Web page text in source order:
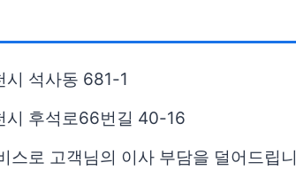
시 석사동 681-1
시 후석로66번길 40-16
스로 고객님의 이사 부담을 덜어드립